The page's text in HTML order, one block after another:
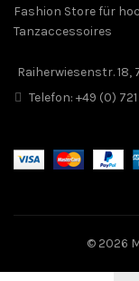
Fashion Store für
Tanzaccessoires
Raiherwiesenstr.
Telefon: +49 (0)
© 2026